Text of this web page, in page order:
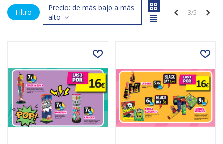
Filtro
Precio: de más bajo a más
alto
Anteriores
3/5